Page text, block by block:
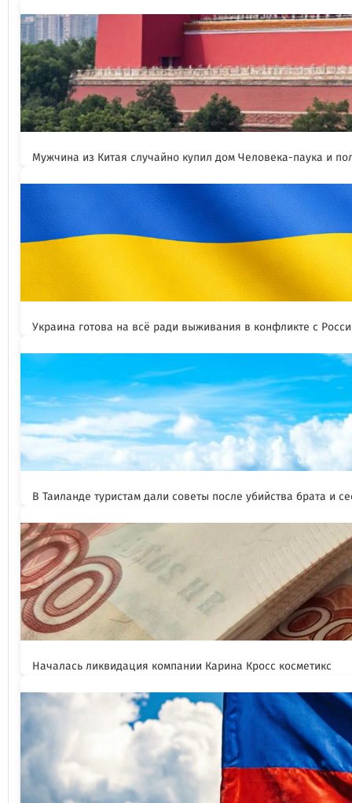
Мужчина из Китая случайно купил дом Человека-паука и
Украина готова на всё ради выживания в конфликте с
В Таиланде туристам дали советы после убийства брата и
Началась ликвидация компании Карина Кросс косметикс